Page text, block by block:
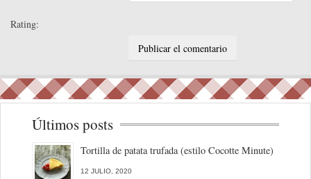
Rating:
Últimos posts
Tortilla de patata trufada (estilo Cocotte Minute)
12 JULIO, 2020